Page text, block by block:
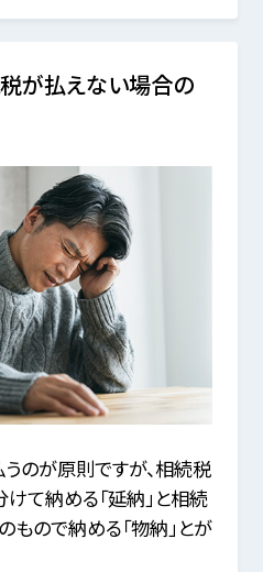
が払えない場合の
のが原則ですが、相続税
て納める「延納」と相続
もので納める「物納」とが